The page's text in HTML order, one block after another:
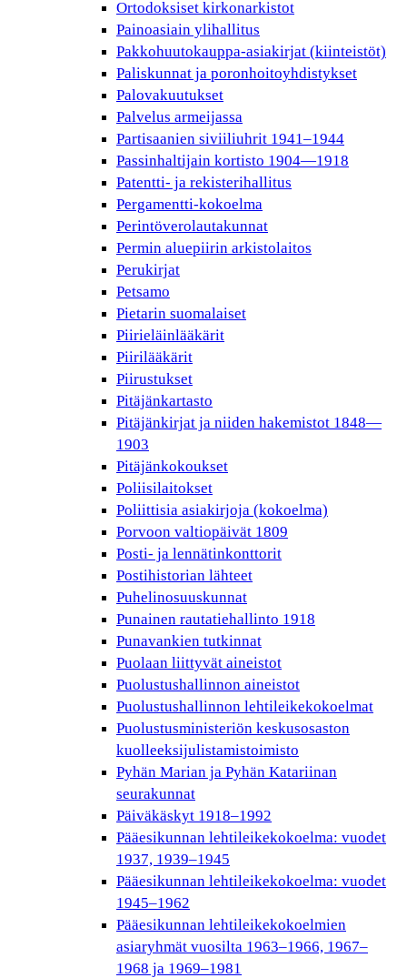
Ortodoksiset kirkonarkistot
Painoasiain ylihallitus
Pakkohuutokauppa-asiakirjat (kiinteistöt)
Paliskunnat ja poronhoitoyhdistykset
Palovakuutukset
Palvelus armeijassa
Partisaanien siviiliuhrit 1941–1944
Passinhaltijain kortisto 1904—1918
Patentti- ja rekisterihallitus
Pergamentti-kokoelma
Perintöverolautakunnat
Permin aluepiirin arkistolaitos
Perukirjat
Petsamo
Pietarin suomalaiset
Piirieläinlääkärit
Piirilääkärit
Piirustukset
Pitäjänkartasto
Pitäjänkirjat ja niiden hakemistot 1848—
1903
Pitäjänkokoukset
Poliisilaitokset
Poliittisia asiakirjoja (kokoelma)
Porvoon valtiopäivät 1809
Posti- ja lennätinkonttorit
Postihistorian lähteet
Puhelinosuuskunnat
Punainen rautatiehallinto 1918
Punavankien tutkinnat
Puolaan liittyvät aineistot
Puolustushallinnon aineistot
Puolustushallinnon lehtileikekokoelmat
Puolustusministeriön keskusosaston
kuolleeksijulistamistoimisto
Pyhän Marian ja Pyhän Katariinan
seurakunnat
Päiväkäskyt 1918–1992
Pääesikunnan lehtileikekokoelma: vuodet
1937, 1939–1945
Pääesikunnan lehtileikekokoelma: vuodet
1945–1962
Pääesikunnan lehtileikekokoelmien
asiaryhmät vuosilta 1963–1966, 1967–
1968 ja 1969–1981